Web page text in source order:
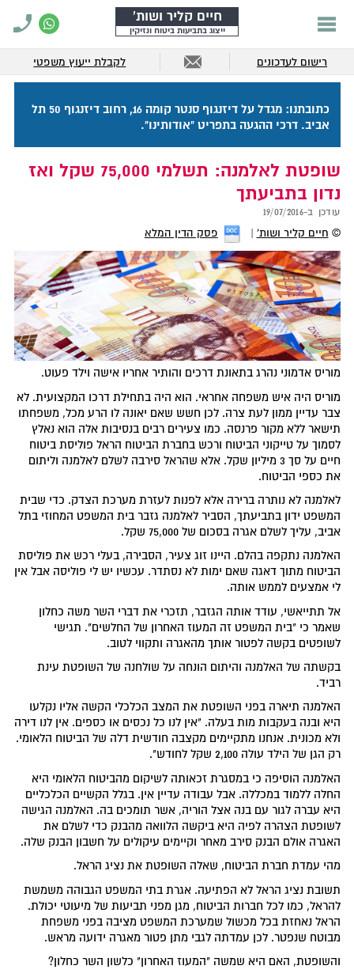
חיים קליר ושות'
ייצוג בתביעות ביטוח ונזיקין
רישום לעדכונים לקבלת ייעוץ משפטי
כתובתנו: מגדל על דיזנגוף סנטר קומה 16, רחוב דיזנגוף 50 תל
אביב. דרכי ההגעה בתפריט "אודותינו".
שופטת לאלמנה: תשלמי 75,000 שקל ואז
נדון בתביעתך
עודכן ב-19/07/2016
© חיים קליר ושות' פסק הדין המלא
מוריס אדמוני נהרג בתאונת דרכים והותיר אחריו אישה וילד פעוט.
מוריס היה איש משפחה אחראי. הוא היה בתחילת דרכו המקצועית. לא
צבר עדיין ממון לעת צרה. לכן חשש שאם יאונה לו הרע מכל, משפחתו
תישאר ללא מקור פרנסה. כמו צעירים רבים בנסיבות אלה הוא נאלץ
לסמוך על טייקוני הביטוח ורכש בחברת הביטוח הראל פוליסת ביטוח
חיים על סך 3 מיליון שקל. אלא שהראל סירבה לשלם לאלמנה וליתום
את כספי הביטוח.
לאלמנה לא נותרה ברירה אלא לפנות לעזרת מערכת הצדק. כדי שבית
המשפט ידון בתביעתך, הסביר לאלמנה גזבר בית המשפט המחוזי בתל
אביב, עליך לשלם אגרה בסכום של 75,000 שקל.
האלמנה נתקפה בהלם. היינו זוג צעיר, הסבירה, בעלי רכש את פוליסת
הביטוח מתוך דאגה שאם ימות לא נסתדר. עכשיו יש לי פוליסה אבל אין
לי אמצעים לממש אותה.
אל תתייאשי, עודד אותה הגזבר, תזכרי את דברי השר משה כחלון
שאמר כי "בית המשפט זה המעוז האחרון של החלשים". תגישי
לשופטים בקשה לפטור אותך מהאגרה ותקווי לטוב.
בקשתה של האלמנה והיתום הונחה על שולחנה של השופטת עינת
רביד.
האלמנה תיארה בפני השופטת את המצב הכלכלי הקשה אליו נקלעו
היא ובנה בעקבות מות בעלה. "אין לנו כל נכסים או כספים. אין לנו דירה
ולא מכונית. אנחנו מתקיימים מקצבה חודשית דלה של הביטוח הלאומי.
רק הגן של הילד עולה 2,100 שקל לחודש".
האלמנה הוסיפה כי במסגרת זכאותה לשיקום מהביטוח הלאומי היא
החלה ללמוד במכללה. אבל עבודה עדיין אין. בגלל הקשיים הכלכליים
היא עברה לגור עם בנה אצל הוריה, אשר תומכים בה. האלמנה הגישה
לשופטת הצהרה לפיה היא ביקשה הלוואה מהבנק כדי לשלם את
האגרה אולם הבנק סירב מאחר וקיימים עיקולים על חשבון הבנק שלה.
מהי עמדת חברת הביטוח, שאלה השופטת את נציג הראל.
תשובת נציג הראל לא הפתיעה. אגרת בתי המשפט הגבוהה משמשת
להראל, כמו לכל חברות הביטוח, מגן מפני תביעות של מיעוטי יכולת.
הראל נאחזת בכל מכשול שמערכת המשפט מציבה בפני משפחת
מבוטח שנפטר. לכן עמדתה לגבי מתן פטור מאגרה ידועה מראש.
והשופטת, האם היא שמשה "המעוז האחרון" כלשון השר כחלון?